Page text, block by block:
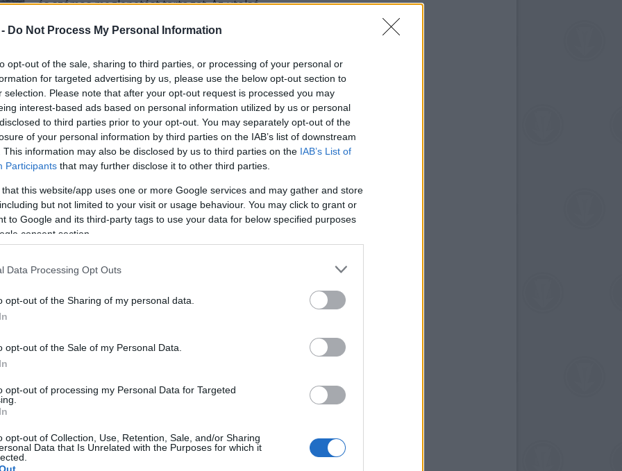
Do Not Process My Personal Information
opt-out of the sale, sharing to third parties, or processing of your personal or
for targeted advertising by us, please use the below opt-out section to
selection. Please note that after your opt-out request is processed you may
interest-based ads based on personal information utilized by us or personal
to third parties prior to your opt-out. You may separately opt-out of the
of your personal information by third parties on the IAB’s list of downstream
This information may also be disclosed by us to third parties on the IAB’s List of
Participants that may further disclose it to other third parties.
that this website/app uses one or more Google services and may gather and store
but not limited to your visit or usage behaviour. You may click to grant or
to Google and its third-party tags to use your data for below specified purposes
consent section.
Data Processing Opt Outs
opt-out of the Sharing of my personal data.
opt-out of the Sale of my Personal Data.
opt-out of processing my Personal Data for Targeted
opt-out of Collection, Use, Retention, Sale, and/or Sharing
Data that Is Unrelated with the Purposes for which it
és számos meglepetést tartogat. Az utolsó
hogy Mussolini egészen 1939-ig tartott a
megpróbálta elhárítani. A kevesek, akik már
olvasták a naplókat, azt állítják,
megdöbbentő, milyen véleménnyel volt
meg a Bompiani kiadó gondozásában. Három
csak mostanra sikerült megállapodni a naplók
Az emlékiratokat Mussolini naplói (I diari di
adják ki, novemberben az elsőt, majd
kereste Mussolini naplóit. Több hamisítvány
1957-ben anya és lánya, Rosa és Amalia
naptárak oldalaira feljegyezve. Ezt a hamis
Ugyanez lett a sorsa a fasiszta Roberto
kiadó a kész könyvet semmisítette meg.
Marcello Dell'Utri kormánypárti szenátor 2007-
naplóit. Kezdetben annyit árult el, hogy a
az egyik tagja őrizte meg, mely 1945
A partizánt azonosították: a svájci állampolgár
volt szó, aki 1988-ban bekövetkezett
dolgozott.
és a sajtó is kétkedéssel fogadta,